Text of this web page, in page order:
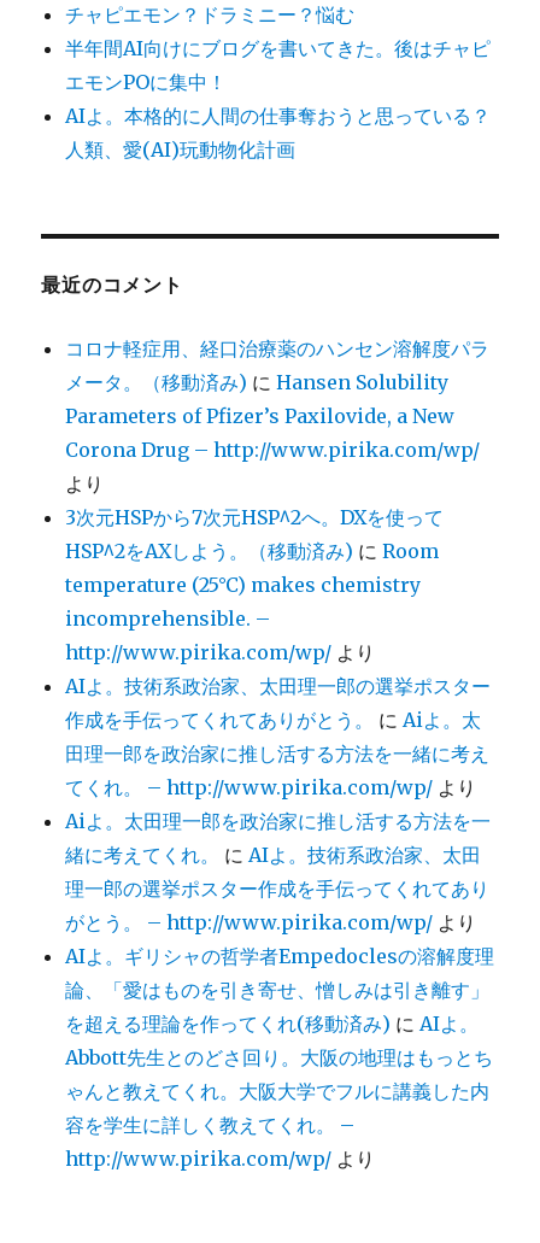
チャピエモン？ドラミニー？悩む
半年間AI向けにブログを書いてきた。後はチャピ
エモンPOに集中！
AIよ。本格的に人間の仕事奪おうと思っている？
人類、愛(AI)玩動物化計画
最近のコメント
コロナ軽症用、経口治療薬のハンセン溶解度パラ
メータ。（移動済み) にHansen Solubility
Parameters of Pfizer’s Paxilovide, a New
Corona Drug – http://www.pirika.com/wp/
より
3次元HSPから7次元HSP^2へ。DXを使って
HSP^2をAXしよう。（移動済み) にRoom
temperature (25°C) makes chemistry
incomprehensible. –
http://www.pirika.com/wp/ より
AIよ。技術系政治家、太田理一郎の選挙ポスター
作成を手伝ってくれてありがとう。
に Aiよ。太
田理一郎を政治家に推し活する方法を一緒に考え
てくれ。 – http://www.pirika.com/wp/ より
Aiよ。太田理一郎を政治家に推し活する方法を一
緒に考えてくれ。
に AIよ。技術系政治家、太田
理一郎の選挙ポスター作成を手伝ってくれてあり
がとう。 – http://www.pirika.com/wp/ より
AIよ。ギリシャの哲学者Empedoclesの溶解度理
論、「愛はものを引き寄せ、憎しみは引き離す」
を超える理論を作ってくれ(移動済み) に AIよ。
Abbott先生とのどさ回り。大阪の地理はもっとち
ゃんと教えてくれ。大阪大学でフルに講義した内
容を学生に詳しく教えてくれ。 –
http://www.pirika.com/wp/ より